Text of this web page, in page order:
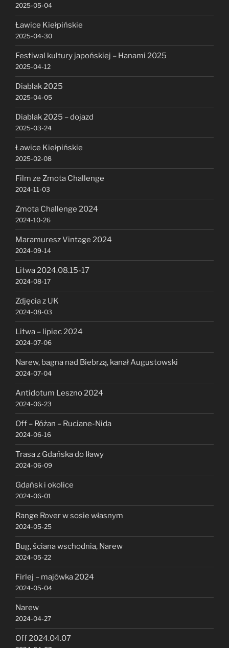
2025-05-04
Ławice Kiełpińskie
2025-04-30
Festiwal kultury japońskiej – Hanami 2025
2025-04-12
Diablak 2025
2025-04-05
Diablak 2025 – dojazd
2025-03-24
Ławice Kiełpińskie
2025-02-08
Film ze Zmota Challenge
2024-11-03
Zmota Challenge 2024
2024-10-26
Maramuresz Vintage 2024
2024-09-14
Litwa 2024.08.15-17
2024-08-17
Zdjęcia z UK
2024-08-03
Litwa – lipiec 2024
2024-07-06
Narew, bagna nad Biebrzą, kanał Augustowski
2024-07-04
Antidotum Leszno 2024
2024-06-23
Off – Różan – Ruciane-Nida
2024-06-16
Trasa z Gdańska do Iławy
2024-06-09
Gdańsk i okolice
2024-06-01
Range Rover w sosie własnym
2024-05-25
Bug, ściana wschodnia, Narew
2024-05-22
Firlej – majówka 2024
2024-05-04
Narew
2024-04-27
Off 2024.04.07